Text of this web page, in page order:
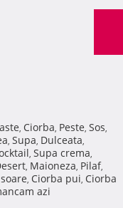
, Ciorba, Peste, Sos,
, Supa, Dulceata,
, Supa crema,
, Maioneza, Pilaf,
, Ciorba pui, Ciorba
azi